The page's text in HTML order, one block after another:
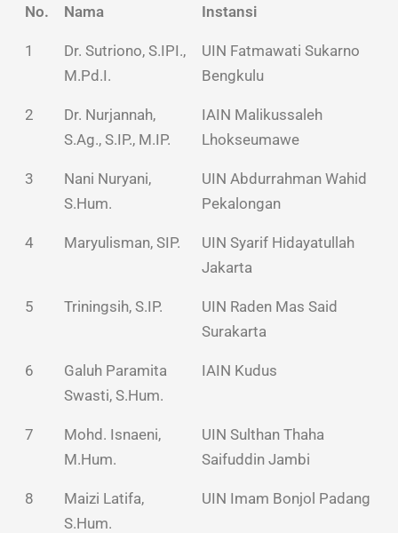
No. Nama Instansi
1
Dr. Sutriono, S.IPI.,
M.Pd.I.
UIN Fatmawati Sukarno
Bengkulu
2
Dr. Nurjannah,
S.Ag., S.IP., M.IP.
IAIN Malikussaleh
Lhokseumawe
3
Nani Nuryani,
S.Hum.
UIN Abdurrahman Wahid
Pekalongan
4 Maryulisman, SIP.
UIN Syarif Hidayatullah
Jakarta
5 Triningsih, S.IP.
UIN Raden Mas Said
Surakarta
6
Galuh Paramita
Swasti, S.Hum.
IAIN Kudus
7
Mohd. Isnaeni,
M.Hum.
UIN Sulthan Thaha
Saifuddin Jambi
8
Maizi Latifa,
S.Hum.
UIN Imam Bonjol Padang